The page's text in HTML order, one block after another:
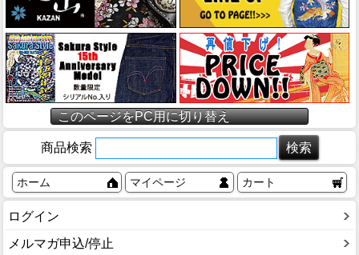
このページをPC用に切り替え
商品検索
ホーム マイページ カート
ログイン
メルマガ申込/停止